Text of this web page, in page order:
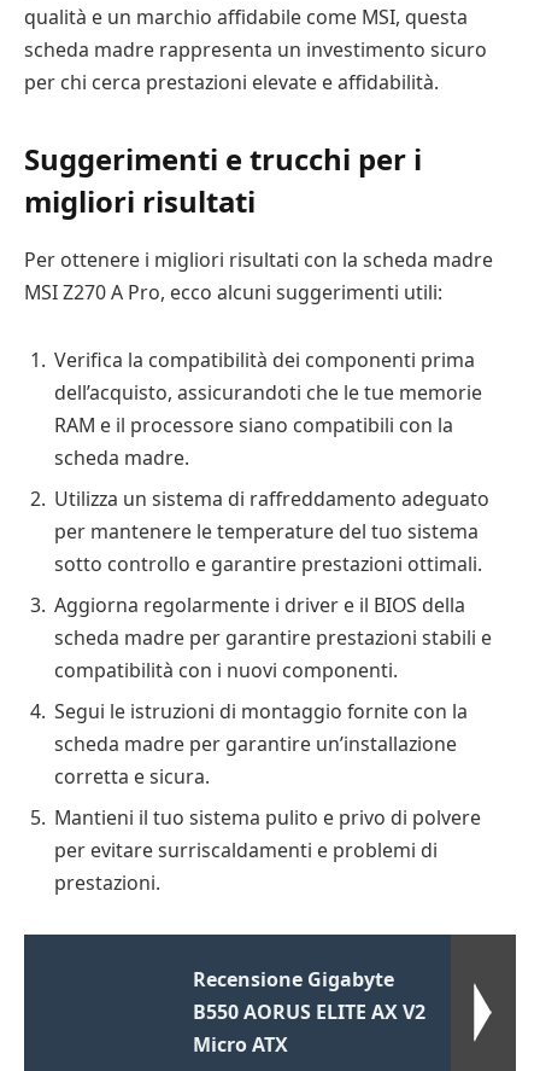
qualità e un marchio affidabile come MSI, questa
scheda madre rappresenta un investimento sicuro
per chi cerca prestazioni elevate e affidabilità.
Suggerimenti e trucchi per i
migliori risultati
Per ottenere i migliori risultati con la scheda madre
MSI Z270 A Pro, ecco alcuni suggerimenti utili:
Verifica la compatibilità dei componenti prima
dell’acquisto, assicurandoti che le tue memorie
RAM e il processore siano compatibili con la
scheda madre.
Utilizza un sistema di raffreddamento adeguato
per mantenere le temperature del tuo sistema
sotto controllo e garantire prestazioni ottimali.
Aggiorna regolarmente i driver e il BIOS della
scheda madre per garantire prestazioni stabili e
compatibilità con i nuovi componenti.
Segui le istruzioni di montaggio fornite con la
scheda madre per garantire un’installazione
corretta e sicura.
Mantieni il tuo sistema pulito e privo di polvere
per evitare surriscaldamenti e problemi di
prestazioni.
Recensione Gigabyte
B550 AORUS ELITE AX V2
Micro ATX